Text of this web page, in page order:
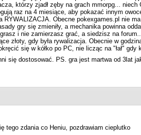
którzy zjadł zęby na grach mmorpg...
raz na 4 miesiące, aby pokazać innym
RYWALIZACJA. Obecne pokexgames.pl nie
gry się zmieniły, a mechanika powinna
i nie zamierzasz grać, a siedzisz na
złoty, gdy była rywalizacja. Obecnie w
się w kółko po PC, nie licząc na "łał"
się dostosować. PS. gra jest martwa od 3lat
tego zdania co Heniu, pozdrawiam cieplutko